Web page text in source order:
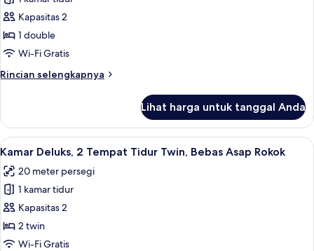
Kamar
Deluks,
1
Tidur
Asap
Rokok
Kapasitas 2
1 double
Wi-Fi Gratis
Rincian selengkapnya
Rincian
Kamar
Deluks,
1
Tidur
Double,
Bebas
Asap
Rokok
Lihat harga untuk tanggal Anda
Lihat
semua
foto
untuk
Kamar
Deluks,
2
Kamar Deluks, 2 Tempat Tidur
9
Kamar Deluks, 2 Tempat Tidur Twin, Bebas Asap Rokok
20 meter persegi
1 kamar tidur
Kapasitas 2
2 twin
Wi-Fi Gratis